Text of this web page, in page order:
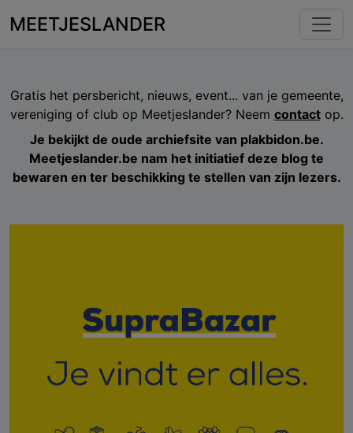
MEETJESLANDER
Gratis het persbericht, nieuws, event... van je gemeente,
vereniging of club op Meetjeslander? Neem contactop.
Je bekijkt de oude archiefsite van plakbidon.be.
Meetjeslander.be nam het initiatief deze blog te
bewaren en ter beschikking te stellen van zijn lezers.